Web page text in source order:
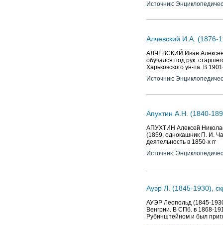
Источник:
Алчевский И.А. (1876-
АЛЧЕВСКИЙ Иван
обучался под рук.
Харьковского ун-та. В
Источник:
Апухтин А.Н. (1840-
АПУХТИН Алексей
(1859, однокашник П. И.
деятельность в 1850-х гг
Источник:
Ауэр Л. (1845-1930),
АУЭР Леопольд (1845-
Венгрии. В СПб. в 1868-
Рубинштейном и был